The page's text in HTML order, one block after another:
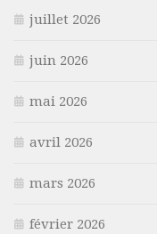
juillet 2026
juin 2026
mai 2026
avril 2026
mars 2026
février 2026